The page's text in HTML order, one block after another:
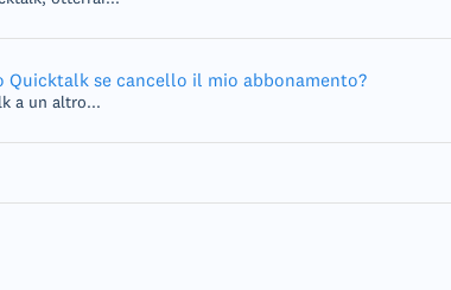
Quicktalk se cancello il mio abbonamento?
a un altro...